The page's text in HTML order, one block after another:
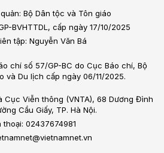
Bộ Dân tộc và Tôn giáo
BVHTTDL, cấp ngày 17/10/2025
tập: Nguyễn Văn Bá
chí số 57/GP-BC do Cục Báo chí, Bộ
và Du lịch cấp ngày 06/11/2025.
Cục Viễn thông (VNTA), 68 Dương Đình
Cầu Giấy, TP. Hà Nội.
thoại: 02437674981